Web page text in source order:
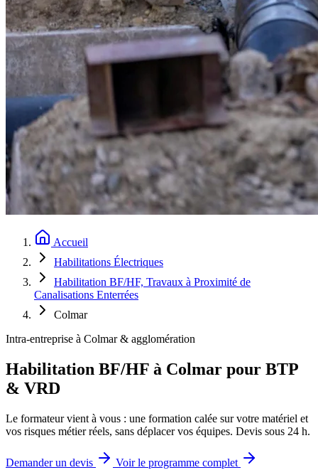
Accueil
Habilitations Électriques
Habilitation BF/HF, Travaux à Proximité de
Canalisations Enterrées
Colmar
Intra-entreprise à Colmar & agglomération
Habilitation BF/HF à Colmar pour BTP
& VRD
Le formateur vient à vous : une formation calée sur votre matériel et
vos risques métier réels, sans déplacer vos équipes. Devis sous 24 h.
Demander un devis
Voir le programme complet